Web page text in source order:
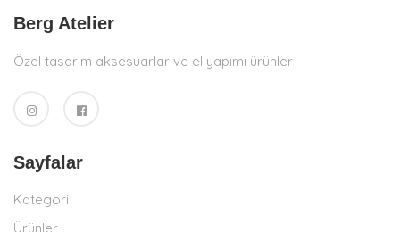
Berg Atelier
Özel tasarım aksesuarlar ve el yapımı ürünler
Sayfalar
Kategori
Ürünler